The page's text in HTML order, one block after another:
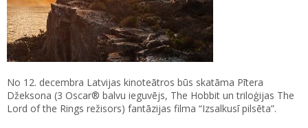
No 12. decembra Latvijas kinoteātros būs skatāma Pītera
Džeksona (3 Oscar® balvu ieguvējs, The Hobbit un triloģijas The
Lord of the Rings režisors) fantāzijas filma “Izsalkusī pilsēta”.